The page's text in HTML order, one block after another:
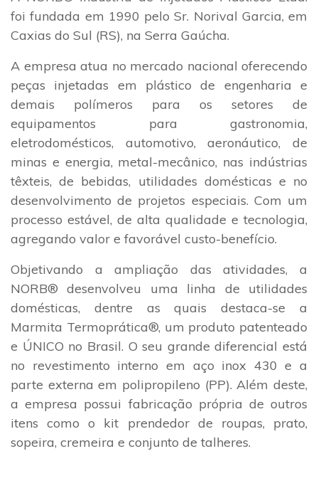
foi fundada em 1990 pelo Sr. Norival Garcia, em
Caxias do Sul (RS), na Serra Gaúcha.
A empresa atua no mercado nacional oferecendo
peças injetadas em plástico de engenharia e
demais polímeros para os setores de
equipamentos para gastronomia,
eletrodomésticos, automotivo, aeronáutico, de
minas e energia, metal-mecânico, nas indústrias
têxteis, de bebidas, utilidades domésticas e no
desenvolvimento de projetos especiais. Com um
processo estável, de alta qualidade e tecnologia,
agregando valor e favorável custo-benefício.
Objetivando a ampliação das atividades, a
NORB® desenvolveu uma linha de utilidades
domésticas, dentre as quais destaca-se a
Marmita Termoprática®, um produto patenteado
e ÚNICO no Brasil. O seu grande diferencial está
no revestimento interno em aço inox 430 e a
parte externa em polipropileno (PP). Além deste,
a empresa possui fabricação própria de outros
itens como o kit prendedor de roupas, prato,
sopeira, cremeira e conjunto de talheres.